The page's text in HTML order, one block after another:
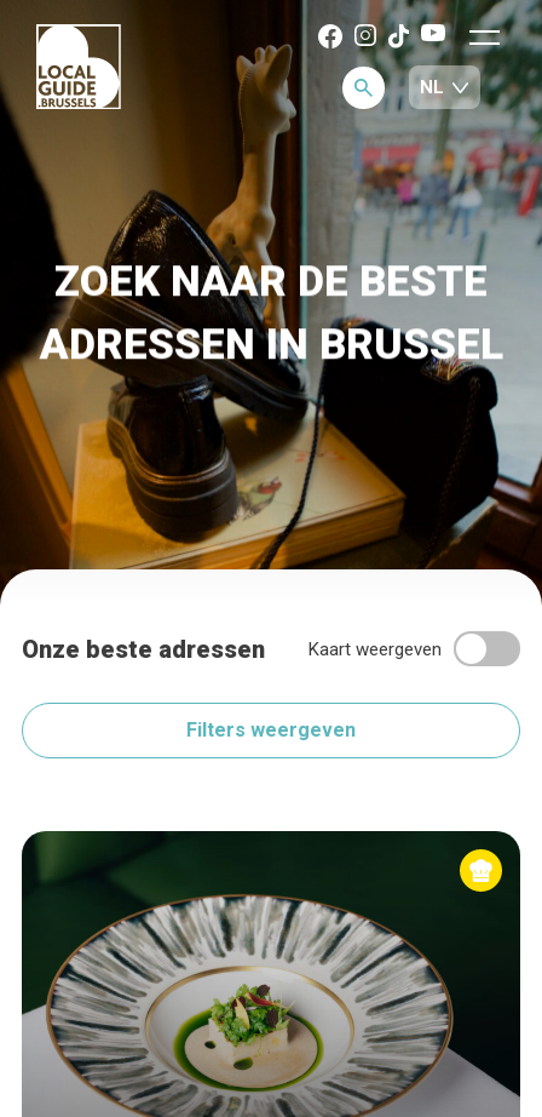
ZOEK NAAR DE BESTE
ADRESSEN IN BRUSSEL
Onze beste adressen Kaart weergeven
Filters weergeven